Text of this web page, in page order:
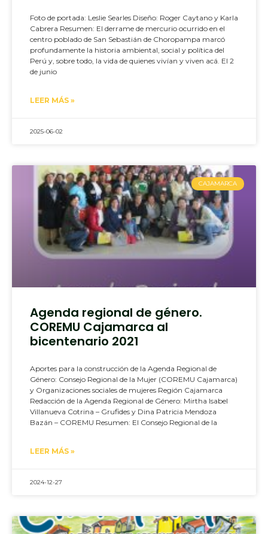
Foto de portada: Leslie Searles Diseño: Roger Caytano y Karla
Cabrera Resumen: El derrame de mercurio ocurrido en el
centro poblado de San Sebastián de Choropampa marcó
profundamente la historia ambiental, social y política del
Perú y, sobre todo, la vida de quienes vivían y viven acá. El 2
de junio
LEER MÁS »
2025-06-02
CAJAMARCA
Agenda regional de género.
COREMU Cajamarca al
bicentenario 2021
Aportes para la construcción de la Agenda Regional de
Género: Consejo Regional de la Mujer (COREMU Cajamarca)
y Organizaciones sociales de mujeres Región Cajamarca
Redacción de la Agenda Regional de Género: Mirtha Isabel
Villanueva Cotrina – Grufides y Dina Patricia Mendoza
Bazán – COREMU Resumen: El Consejo Regional de la
LEER MÁS »
2024-12-27